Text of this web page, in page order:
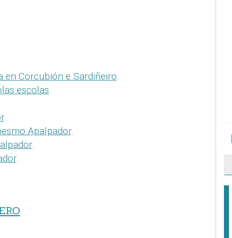
en Corcubión e Sardiñeiro.
escolas.
.
Apalpador.
.
.